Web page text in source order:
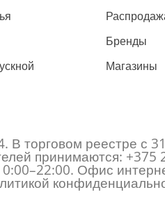
Бренды
Магазины
торговом реестре с
принимаются:+375
Офис